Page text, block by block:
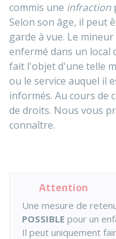
commis une infraction
Selon son âge, il peut
garde à vue. Le
enfermé dans un local
fait l'objet d'une telle
ou le service auquel il
informés. Au cours de
de droits. Nous vous
connaître.
Attention
Une mesure de
POSSIBLE pour un
Il peut uniquement